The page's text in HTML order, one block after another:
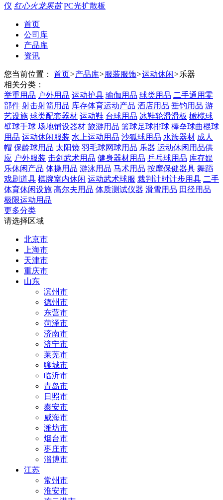
仪 红心火龙果苗 PC光扩散板
首页
公司库
产品库
资讯
您当前位置： 首页>产品库>服装服饰>运动休闲>乐器
相关分类：
举重用品 户外用品 运动护具 瑜伽用品 球类用品 二手通用零
部件 射击射箭用品 库存体育运动产品 酒店用品 垂钓用品 游
艺设施 球类配套器材 运动鞋 台球用品 冰鞋轮滑滑板 橄榄球
壁球手球 场地铺设器材 旅游用品 篮球足球排球 棒垒球曲棍球
用品 运动休闲服装 水上运动用品 沙狐球用品 水族器材 成人
帽 保龄球用品 太阳镜 羽毛球网球用品 乐器 运动休闲用品供
应 户外服装 击剑武术用品 健身器材用品 乒乓球用品 库存娱
乐休闲产品 体操用品 游泳用品 马术用品 按摩保健器具 舞蹈
戏剧道具 棋牌室内休闲 运动武术球服 裁判计时计步用具 二手
体育休闲设施 高尔夫用品 体质测试仪器 滑雪用品 田径用品
极限运动用品
更多分类
请选择区域
北京市
上海市
天津市
重庆市
山东
滨州市
德州市
东营市
菏泽市
济南市
济宁市
莱芜市
聊城市
临沂市
青岛市
日照市
泰安市
威海市
潍坊市
烟台市
枣庄市
淄博市
江苏
常州市
淮安市